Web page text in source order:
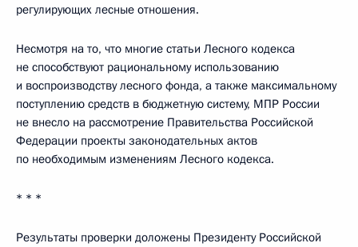
регулирующих лесные отношения.
Несмотря на то, что многие статьи Лесного кодекса
не способствуют рациональному использованию
и воспроизводству лесного фонда, а также максимальному
поступлению средств в бюджетную систему, МПР России
не внесло на рассмотрение Правительства Российской
Федерации проекты законодательных актов
по необходимым изменениям Лесного кодекса.
* * *
Результаты проверки доложены Президенту Российской